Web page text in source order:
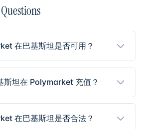
在巴基斯坦是否可用？
斯坦在 Polymarket 充值？
在巴基斯坦是否合法？